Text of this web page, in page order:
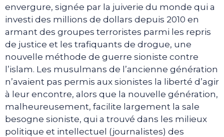
envergure, signée par la juiverie du monde qui a
investi des millions de dollars depuis 2010 en
armant des groupes terroristes parmi les repris
de justice et les trafiquants de drogue, une
nouvelle méthode de guerre sioniste contre
l’islam. Les musulmans de l’ancienne génération
n’avaient pas permis aux sionistes la liberté d’agir
à leur encontre, alors que la nouvelle génération,
malheureusement, facilite largement la sale
besogne sioniste, qui a trouvé dans les milieux
politique et intellectuel (journalistes) des